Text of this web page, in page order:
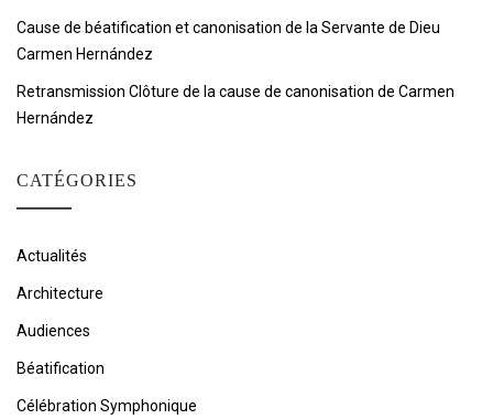
Cause de béatification et canonisation de la Servante de Dieu
Carmen Hernández
Retransmission Clôture de la cause de canonisation de Carmen
Hernández
CATÉGORIES
Actualités
Architecture
Audiences
Béatification
Célébration Symphonique